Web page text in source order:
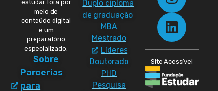
estudar fora por
meio de
conteúdo digital
e um
preparatório
especializado.
Sobre
Parcerias
para
Duplo diploma
de graduação
MBA
Mestrado
Líderes
Doutorado
PHD
Pesquisa
Site Acessível